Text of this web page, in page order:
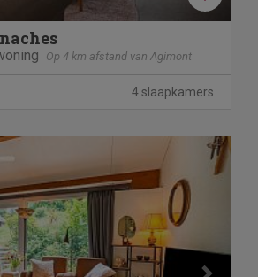
Op 4 km afstand van Agimont
4 slaapkamers
Next